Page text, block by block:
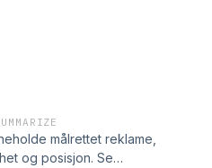
målrettet reklame,
og posisjon. Se